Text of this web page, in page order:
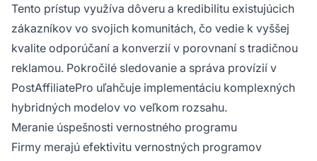
Tento prístup využíva dôveru a kredibilitu existujúcich
zákazníkov vo svojich komunitách, čo vedie k vyššej
kvalite odporúčaní a konverzií v porovnaní s tradičnou
reklamou. Pokročilé sledovanie a správa provízií v
PostAffiliatePro uľahčuje implementáciu komplexných
hybridných modelov vo veľkom rozsahu.
Meranie úspešnosti vernostného programu
Firmy merajú efektivitu vernostných programov